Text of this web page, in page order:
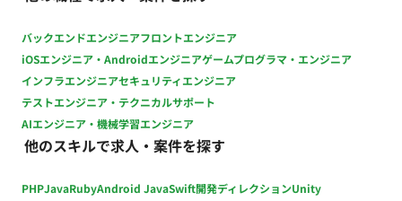
バックエンドエンジニアフロントエンジニア
iOSエンジニア・Androidエンジニアゲームプログラマ・エンジニア
インフラエンジニアセキュリティエンジニア
テストエンジニア・テクニカルサポート
AIエンジニア・機械学習エンジニア
他のスキルで求人・案件を探す
PHPJavaRubyAndroid JavaSwift開発ディレクションUnity